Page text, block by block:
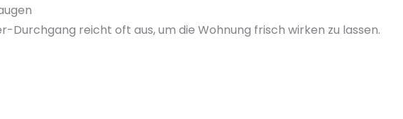
Durchgang reicht oft aus, um die Wohnung frisch wirken zu lassen.